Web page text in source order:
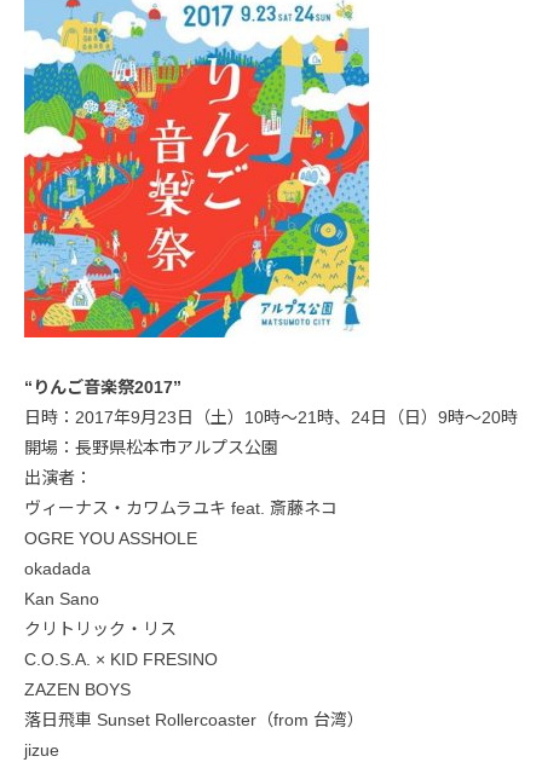
“りんご音楽祭2017”
日時：2017年9月23日（土）10時～21時、24日（日）9時～20時
開場：長野県松本市アルプス公園
出演者：
ヴィーナス・カワムラユキ feat. 斎藤ネコ
OGRE YOU ASSHOLE
okadada
Kan Sano
クリトリック・リス
C.O.S.A. × KID FRESINO
ZAZEN BOYS
落日飛車 Sunset Rollercoaster（from 台湾）
jizue